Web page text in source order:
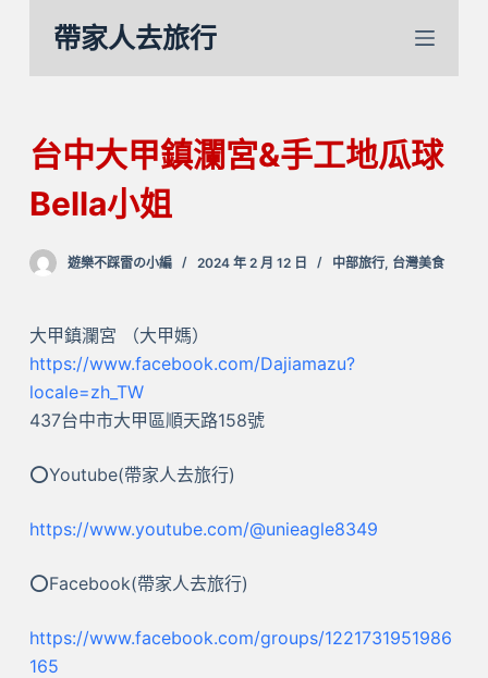
內
容
帶家人去旅行
台中大甲鎮瀾宮&手工地瓜球
Bella小姐
遊樂不踩雷の小編 2024 年 2 月 12 日 中部旅行, 台灣美食
大甲鎮瀾宮 （大甲媽）
https://www.facebook.com/Dajiamazu?
locale=zh_TW
437台中市大甲區順天路158號
⭕Youtube(帶家人去旅行)
https://www.youtube.com/@unieagle8349
⭕Facebook(帶家人去旅行)
https://www.facebook.com/groups/1221731951986
165